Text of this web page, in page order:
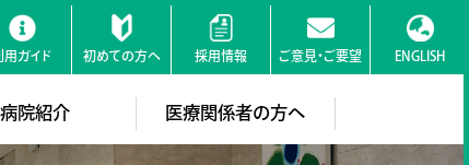
用ガイド 初めての方へ 採用情報 ご意見・ご要望 ENGLISH
病院紹介 医療関係者の方へ